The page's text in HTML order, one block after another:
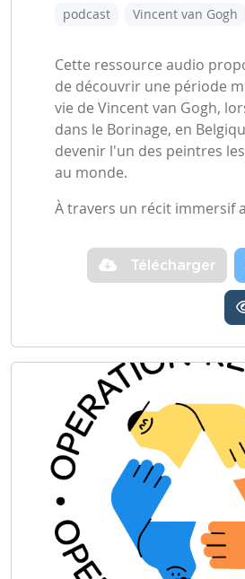
podcast
Vincent van Gogh
Cette ressource audio
de découvrir une période
vie de Vincent van Gogh,
dans le Borinage, en
devenir l'un des peintres
au monde.
À travers un récit immersif
Télécharger